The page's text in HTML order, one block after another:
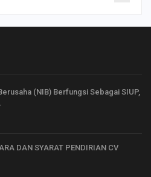
(NIB) Berfungsi Sebagai SIUP,
DAN SYARAT PENDIRIAN CV